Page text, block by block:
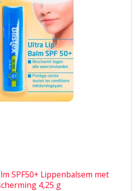
SPF50+ Lippenbalsem met
4,25 g